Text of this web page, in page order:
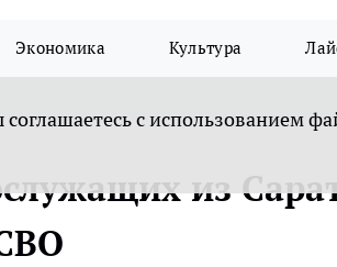
Экономика Культура
с использованием
из